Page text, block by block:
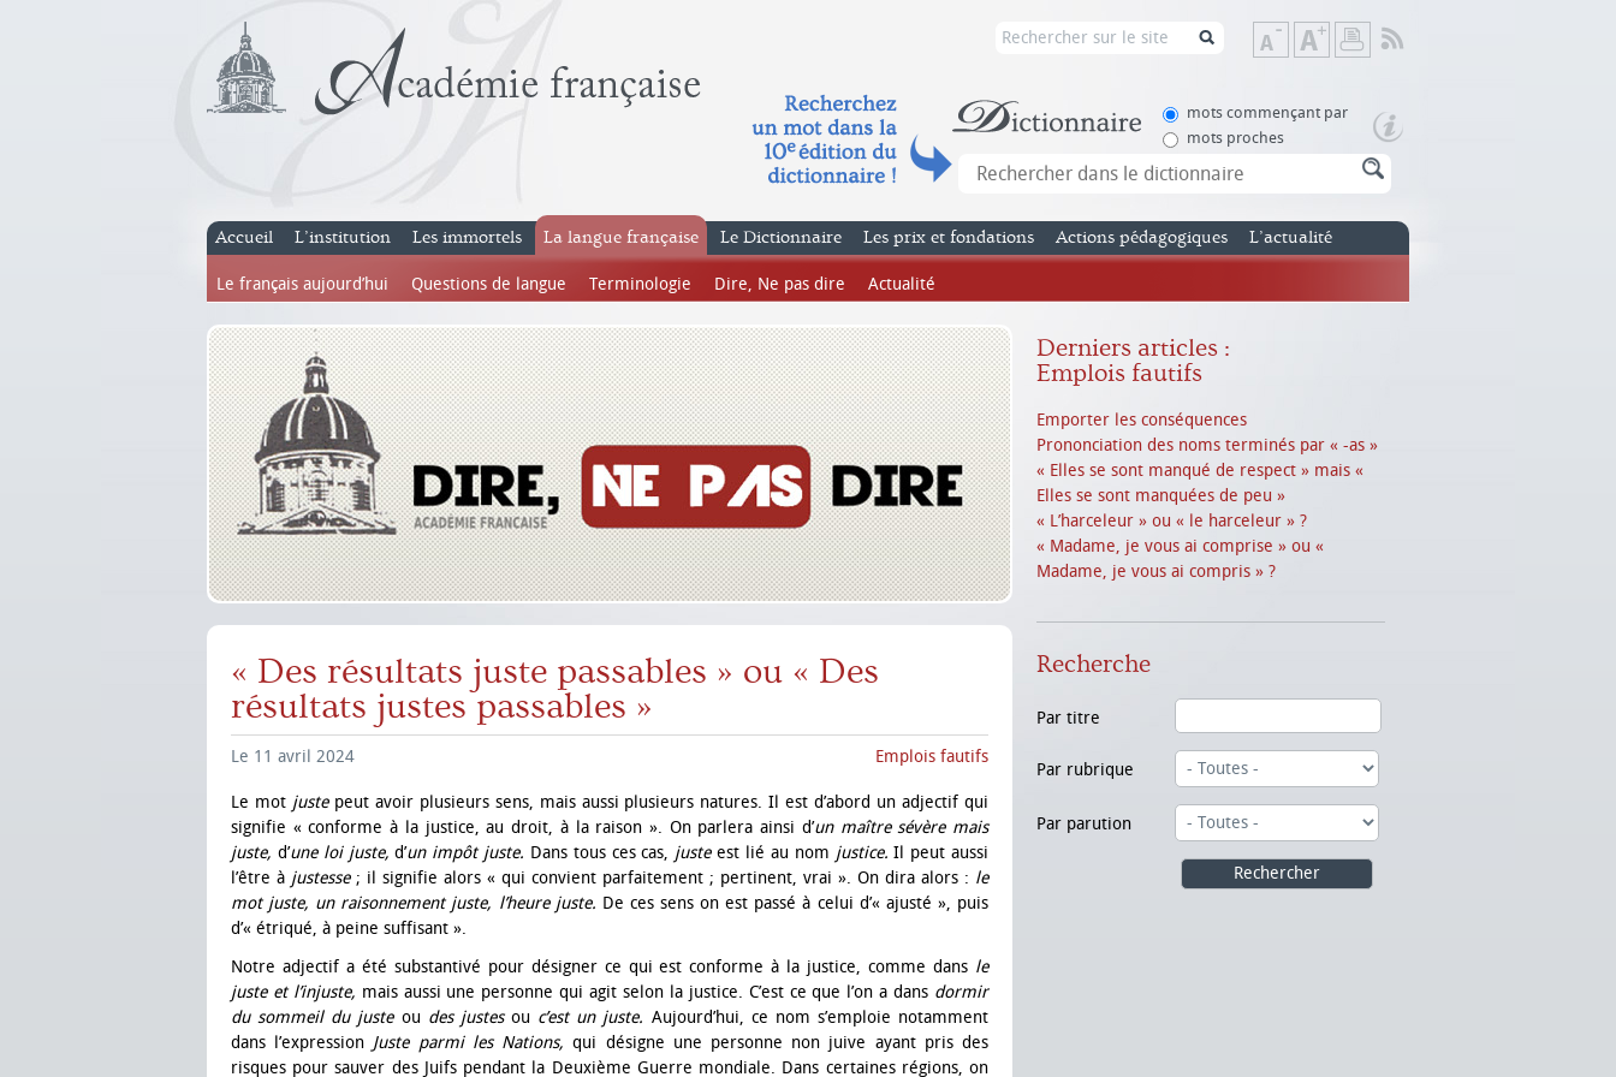
Diminuer
la
de
Augmenter
la
de
mots commençant par
mots proches
Accueil L’institution Les immortels La langue française
Le français aujourd’hui Questions de langue Terminologie Dire, Ne pas dire Actualité
Le Dictionnaire Les prix et fondations Actions pédagogiques L’actualité
« Des résultats juste passables » ou « Des
résultats justes passables »
Le 11 avril 2024 Emplois fautifs
Le mot justepeut avoir plusieurs sens, mais aussi plusieurs natures. Il est d’abord un adjectif qui
signifie « conforme à la justice, au droit, à la raison ». On parlera ainsi d’un maître sévère mais
juste, d’une loi juste,d’un impôt juste. Dans tous ces cas, justeest lié au nom justice. Il peut aussi
l’être à justesse; il signifie alors « qui convient parfaitement ; pertinent, vrai ». On dira alors : le
mot juste, un raisonnement juste, l’heure juste. De ces sens on est passé à celui d’« ajusté », puis
d’« étriqué, à peine suffisant ».
Notre adjectif a été substantivé pour désigner ce qui est conforme à la justice, comme dans le
juste et l’injuste, mais aussi une personne qui agit selon la justice. C’est ce que l’on a dans dormir
du sommeil du juste ou des justes ou c’est un juste. Aujourd’hui, ce nom s’emploie notamment
dans l’expression Juste parmi les Nations,qui désigne une personne non juive ayant pris des
risques pour sauver des Juifs pendant la Deuxième Guerre mondiale. Dans certaines régions, on
Derniers articles :
Emplois fautifs
Emporter les conséquences
Prononciation des noms terminés par « -as »
« Elles se sont manqué de respect » mais «
Elles se sont manquées de peu »
« L’harceleur » ou « le harceleur » ?
« Madame, je vous ai comprise » ou «
Madame, je vous ai compris » ?
Recherche
Par titre
Par rubrique
Par parution